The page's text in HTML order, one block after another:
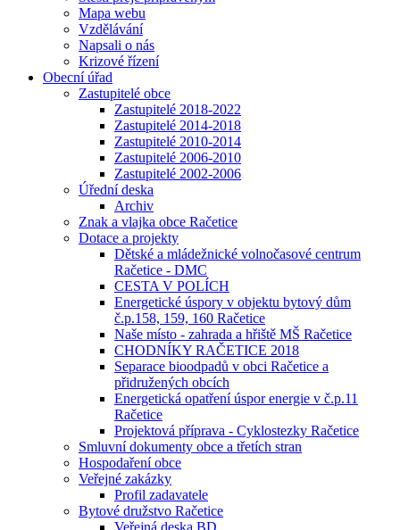
Mapa webu
Vzdělávání
Napsali o nás
Krizové řízení
Obecní úřad
Zastupitelé obce
Zastupitelé 2018-2022
Zastupitelé 2014-2018
Zastupitelé 2010-2014
Zastupitelé 2006-2010
Zastupitelé 2002-2006
Úřední deska
Archiv
Znak a vlajka obce Račetice
Dotace a projekty
Dětské a mládežnické volnočasové centrum
Račetice - DMC
CESTA V POLÍCH
Energetické úspory v objektu bytový dům
č.p.158, 159, 160 Račetice
Naše místo - zahrada a hřiště MŠ Račetice
CHODNÍKY RAČETICE 2018
Separace bioodpadů v obci Račetice a
přidružených obcích
Energetická opatření úspor energie v č.p.11
Račetice
Projektová příprava - Cyklostezky Račetice
Smluvní dokumenty obce a třetích stran
Hospodaření obce
Veřejné zakázky
Profil zadavatele
Bytové družstvo Račetice
Veřejná deska BD